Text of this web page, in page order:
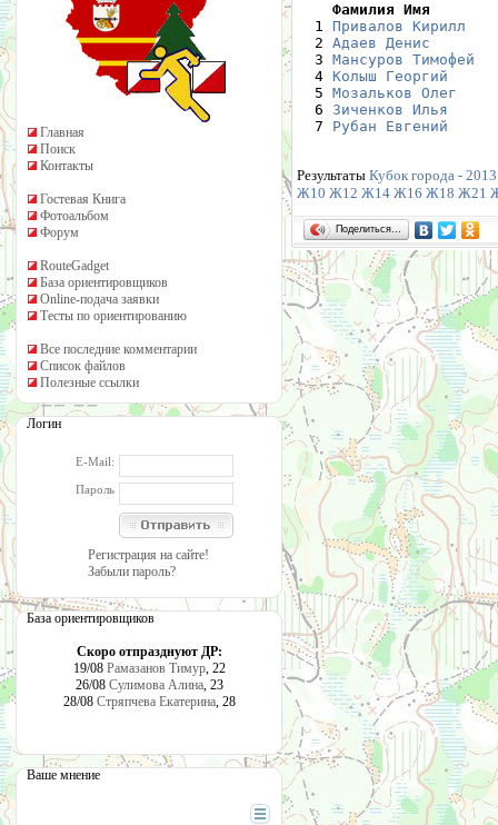
Главная
Поиск
Контакты
Гостевая Книга
Фотоальбом
Форум
RouteGadget
База ориентировщиков
Online-подача заявки
Тесты по ориентированию
Все последние комментарии
Список файлов
Полезные ссылки
Логин
E-Mail:
Пароль
Регистрация на сайте!
Забыли пароль?
База ориентировщиков
Скоро отпразднуют ДР:
19/08 Рамазанов Тимур, 22
26/08 Сулимова Алина, 23
28/08 Стряпчева Екатерина, 28
Ваше мнение
Фамилия Имя
1 Привалов Кирилл
  2
Адаев Денис
  3
Мансуров Тимофей
  4
Колыш Георгий
  5
Мозальков Олег
  6
Зиченков Илья
  7
Рубан Евгений
Результаты Кубок города -
Ж10 Ж12 Ж14 Ж16 Ж18 Ж21
Поделиться…